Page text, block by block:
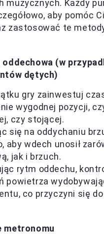
muzycznych. Każdy
aby pomóc
zastosować te
oddechowa (w
dętych)
gry zainwestuj
wygodnej pozycji,
czy stojącej.
się na oddychaniu
aby wdech unosił
jak i brzuch.
rytm oddechu,
powietrza
co przyczyni się
metronomu